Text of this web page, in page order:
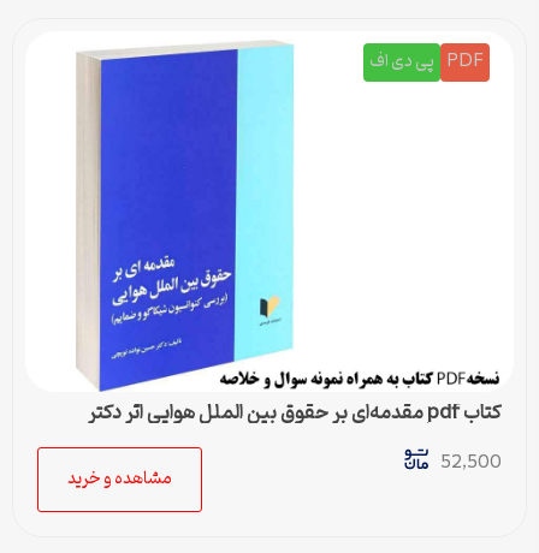
PDF پی دی اف
کتاب pdf مقدمه‌ای بر حقوق بین الملل هوایی اثر دکتر
حسین نواده توپچی
52,500
مشاهده و خرید